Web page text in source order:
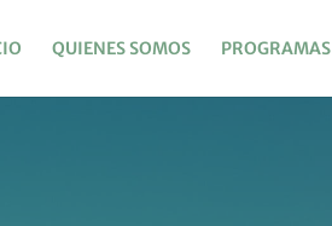
QUIENES SOMOS PROGRAMAS